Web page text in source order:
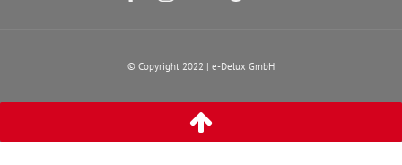
© Copyright 2022 | e-Delux GmbH